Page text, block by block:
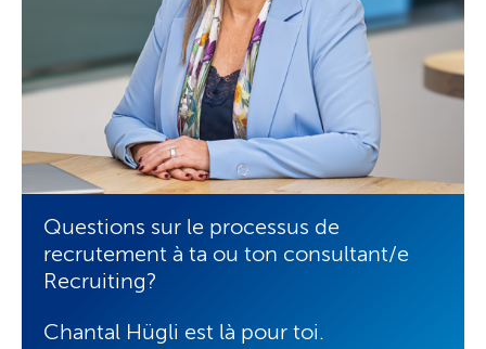
Questions sur le processus de
recrutement à ta ou ton consultant/e
Recruiting?
Chantal Hügli est là pour toi.